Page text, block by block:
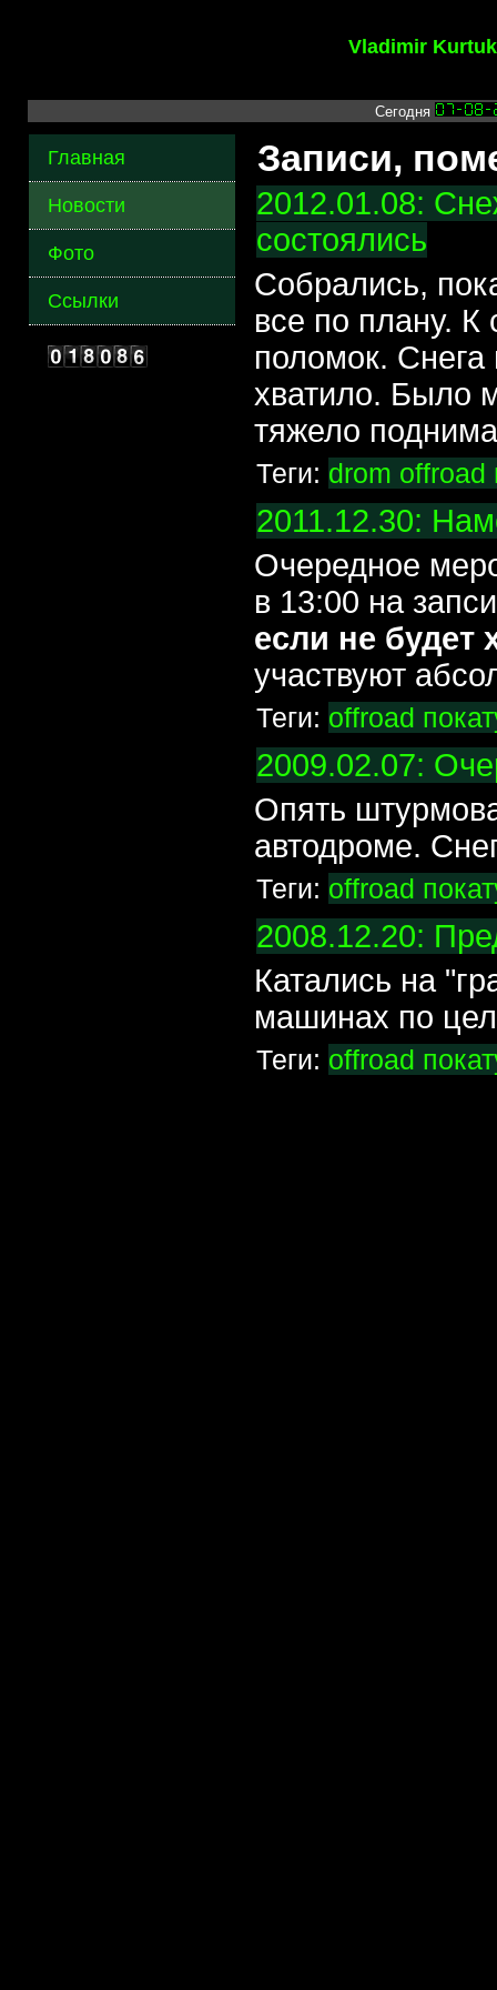
Vladimir
Сегодня
Главная
Новости
Фото
Ссылки
Записи,
2012.01.08:
состоялись
Собрались,
все по плану.
поломок.
хватило. Было
тяжело
Теги: drom offroad
2011.12.30:
Очередное
в 13:00 на
если не будет
участвуют
Теги: offroad
2009.02.07:
Опять
автодроме.
Теги: offroad
2008.12.20:
Катались на
машинах по
Теги: offroad